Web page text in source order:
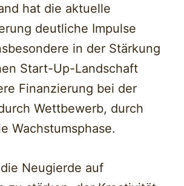
hat die aktuelle
deutliche Impulse
in der Stärkung
Start-Up-Landschaft
Finanzierung bei der
Wettbewerb, durch
Wachstumsphase.
Neugierde auf